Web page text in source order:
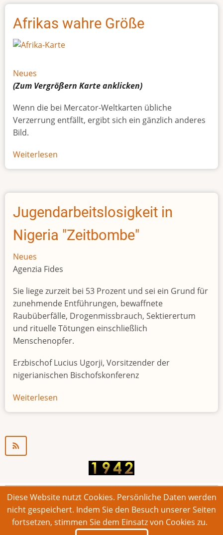
Afrikas wahre Größe
Neues
(Zum Vergrößern Karteanklicken)
Wenn die bei Mercator-Weltkarten übliche
Verzerrung entfällt, ergibt sich ein gänzlich anderes
Bild.
Weiterlesen
Afrikas
Größe
Jugendarbeitslosigkeit in
Nigeria "Zeitbombe"
Neues
Agenzia Fides
Sie liege zurzeit bei 53 Prozent und sei ein Grund für
zunehmende Entführungen, bewaffnete
Raubüberfälle, Drogenmissbrauch, Sektierertum
und rituelle Tötungen einschließlich
Menschenopfer.
Erzbischof Lucius Ugorji, Vorsitzender der
nigerianischen Bischofskonferenz
Weiterlesen
Jugendarbeitslosigkeit
© 2026 Bonner Aufruf. Alle Rechte vorbehalten.
Footer
Impressum Kontakt Intern
Diese Website nutzt Cookies. Persönliche Daten werden
nicht gespeichert. Indem Sie den Besuch unserer Seiten
fortsetzen, stimmen Sie dem Einsatz von Cookies zu.